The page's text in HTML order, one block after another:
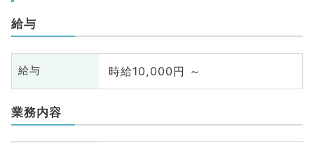
給与
給与 時給10,000円 ～
業務内容